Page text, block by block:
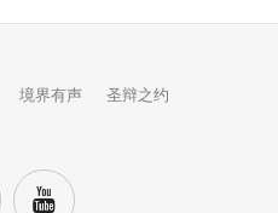
境界有声 圣辩之约